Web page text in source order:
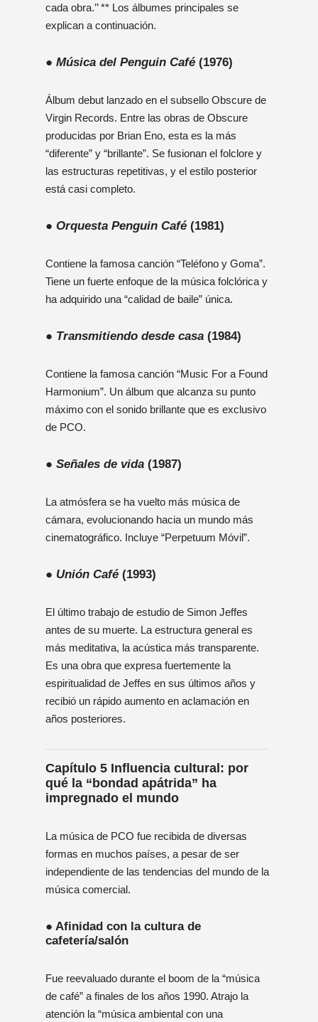
cada obra.’’ ** Los álbumes principales se
explican a continuación.
● Música del Penguin Café (1976)
Álbum debut lanzado en el subsello Obscure de
Virgin Records. Entre las obras de Obscure
producidas por Brian Eno, esta es la más
“diferente” y “brillante”. Se fusionan el folclore y
las estructuras repetitivas, y el estilo posterior
está casi completo.
● Orquesta Penguin Café (1981)
Contiene la famosa canción “Teléfono y Goma”.
Tiene un fuerte enfoque de la música folclórica y
ha adquirido una “calidad de baile” única.
● Transmitiendo desde casa (1984)
Contiene la famosa canción “Music For a Found
Harmonium”. Un álbum que alcanza su punto
máximo con el sonido brillante que es exclusivo
de PCO.
● Señales de vida (1987)
La atmósfera se ha vuelto más música de
cámara, evolucionando hacia un mundo más
cinematográfico. Incluye “Perpetuum Móvil”.
● Unión Café (1993)
El último trabajo de estudio de Simon Jeffes
antes de su muerte. La estructura general es
más meditativa, la acústica más transparente.
Es una obra que expresa fuertemente la
espiritualidad de Jeffes en sus últimos años y
recibió un rápido aumento en aclamación en
años posteriores.
Capítulo 5 Influencia cultural: por
qué la “bondad apátrida” ha
impregnado el mundo
La música de PCO fue recibida de diversas
formas en muchos países, a pesar de ser
independiente de las tendencias del mundo de la
música comercial.
● Afinidad con la cultura de
cafetería/salón
Fue reevaluado durante el boom de la “música
de café” a finales de los años 1990. Atrajo la
atención la “música ambiental con una